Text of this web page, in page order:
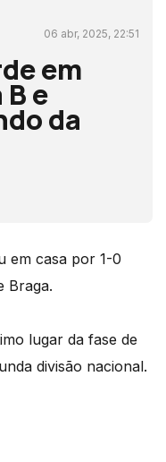
06 abr, 2025, 22:51
em
e
da
em casa por 1-0
Braga.
lugar da fase de
divisão nacional.